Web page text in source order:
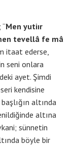
Men yutiır
tevellâ fe mâ
itaat ederse,
seni onlara
ayet. Şimdi
kendisine
altında
altına
sünnetin
böyle bir